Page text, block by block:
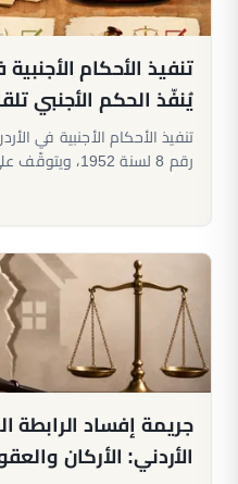
تنفيذ الأحكام
يُنفّذ الحكم الأجنبي
تنفيذ الأحكام الأجنبية في
رقم 8 لسنة
جريمة إفساد الرابطة
الأردني: الأركان